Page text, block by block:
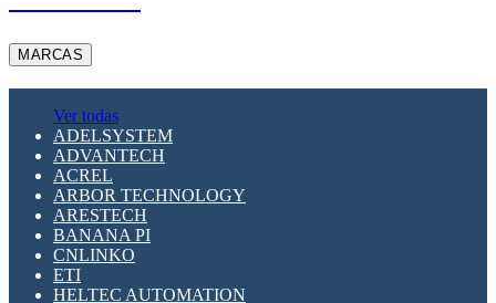
MARCAS
Ver todas
ADELSYSTEM
ADVANTECH
ACREL
ARBOR TECHNOLOGY
ARESTECH
BANANA PI
CNLINKO
ETI
HELTEC AUTOMATION